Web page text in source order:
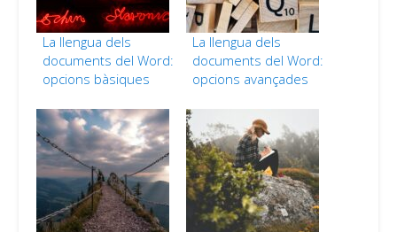
La llengua dels
documents del Word:
opcions bàsiques
La llengua dels
documents del Word:
opcions avançades